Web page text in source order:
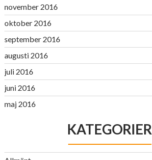
november 2016
oktober 2016
september 2016
augusti 2016
juli 2016
juni 2016
maj 2016
KATEGORIER